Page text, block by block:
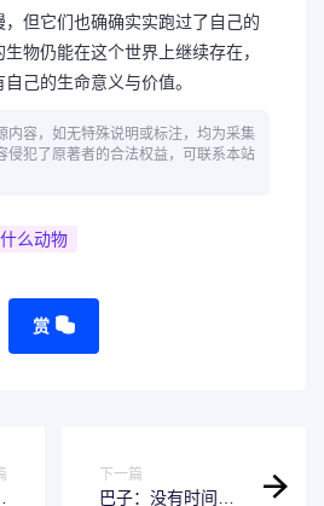
，但它们也确确实实跑过了自己的
物仍能在这个世界上继续存在，
己的生命意义与价值。
内容，如无特殊说明或标注，均为采集
侵犯了原著者的合法权益，可联系本站
么动物
赏
下一篇
巴子：没有时间学